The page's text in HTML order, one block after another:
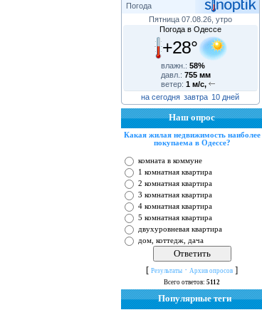
Погода
Пятница 07.08.26, утро
Погода в Одессе
+28°
влажн.: 58%
давл.: 755 мм
ветер: 1 м/с,
на сегодня завтра 10 дней
Наш опрос
Какая жилая недвижимость наиболее
покупаема в Одессе?
комната в коммуне
1 комнатная квартира
2 комнатная квартира
3 комнатная квартира
4 комнатная квартира
5 комнатная квартира
двухуровневая квартира
дом, коттедж, дача
[ Результаты · Архив опросов ]
Всего ответов: 5112
Популярные теги